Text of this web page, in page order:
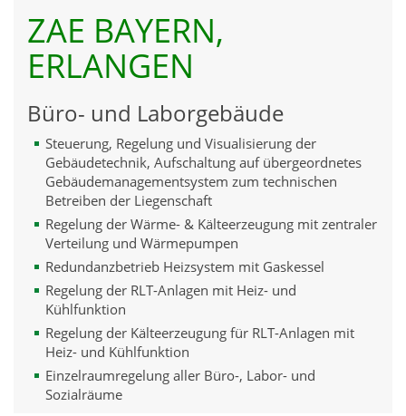
ZAE BAYERN,
ERLANGEN
Büro- und Laborgebäude
Steuerung, Regelung und Visualisierung der
Gebäudetechnik, Aufschaltung auf übergeordnetes
Gebäudemanagementsystem zum technischen
Betreiben der Liegenschaft
Regelung der Wärme- & Kälteerzeugung mit zentraler
Verteilung und Wärmepumpen
Redundanzbetrieb Heizsystem mit Gaskessel
Regelung der RLT-Anlagen mit Heiz- und
Kühlfunktion
Regelung der Kälteerzeugung für RLT-Anlagen mit
Heiz- und Kühlfunktion
Einzelraumregelung aller Büro-, Labor- und
Sozialräume